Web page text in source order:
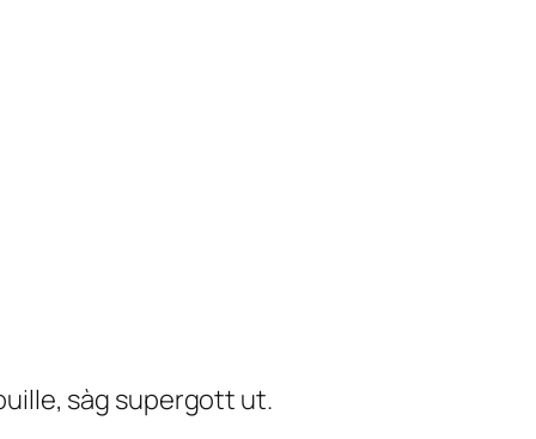
sàg supergott ut.